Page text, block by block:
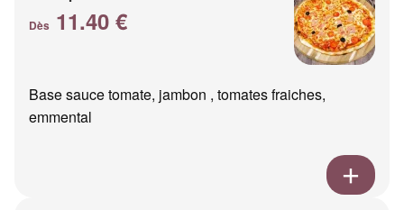
Dès 11.40 €
Base sauce tomate, jambon , tomates fraiches,
emmental